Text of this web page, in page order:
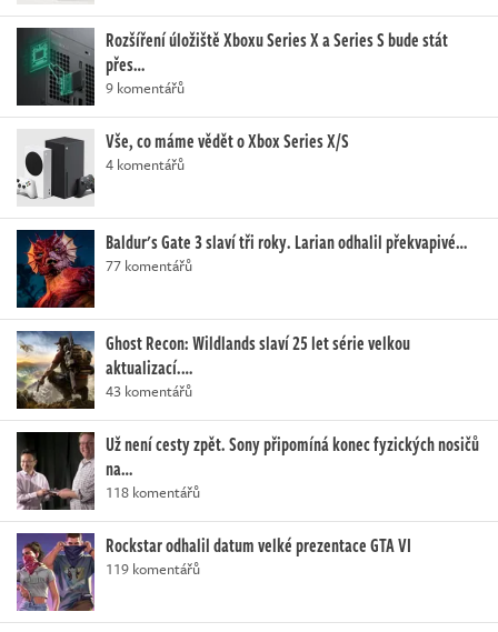
Rozšíření úložiště Xboxu Series X a Series S bude stát
přes…
9 komentářů
Vše, co máme vědět o Xbox Series X/S
4 komentářů
Baldur's Gate 3 slaví tři roky. Larian odhalil překvapivé…
77 komentářů
Ghost Recon: Wildlands slaví 25 let série velkou
aktualizací.…
43 komentářů
Už není cesty zpět. Sony připomíná konec fyzických nosičů
na…
118 komentářů
Rockstar odhalil datum velké prezentace GTA VI
119 komentářů